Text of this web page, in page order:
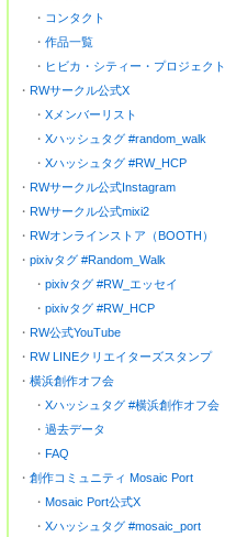
・ コンタクト
・ 作品一覧
・ ヒビカ・シティー・プロジェクト
・ RWサークル公式X
・ Xメンバーリスト
・ Xハッシュタグ #random_walk
・ Xハッシュタグ #RW_HCP
・ RWサークル公式Instagram
・ RWサークル公式mixi2
・ RWオンラインストア（BOOTH）
・ pixivタグ #Random_Walk
・ pixivタグ #RW_エッセイ
・ pixivタグ #RW_HCP
・ RW公式YouTube
・ RW LINEクリエイターズスタンプ
・ 横浜創作オフ会
・ Xハッシュタグ #横浜創作オフ会
・ 過去データ
・ FAQ
・ 創作コミュニティ Mosaic Port
・ Mosaic Port公式X
・ Xハッシュタグ #mosaic_port